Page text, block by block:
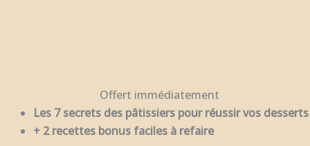
Offert immédiatement
Les 7 secrets des pâtissiers pour réussir vos desserts
+ 2 recettes bonus faciles à refaire